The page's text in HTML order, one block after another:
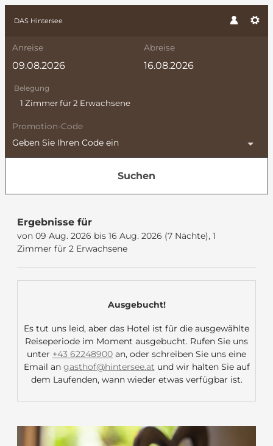
Anreise Abreise
Belegung
1 Zimmerfür2 Erwachsene
Promotion-Code
Geben Sie Ihren Code ein
Suchen
DAS Hintersee
Ergebnisse für
von 09 Aug. 2026 bis 16 Aug. 2026 (7 Nächte), 1
Zimmer für 2 Erwachsene
Ausgebucht!
Es tut uns leid, aber das Hotel ist für die ausgewählte
Reiseperiode im Moment ausgebucht. Rufen Sie uns
unter +43 62248900 an, oder schreiben Sie uns eine
Email an gasthof@hintersee.at und wir halten Sie auf
dem Laufenden, wann wieder etwas verfügbar ist.